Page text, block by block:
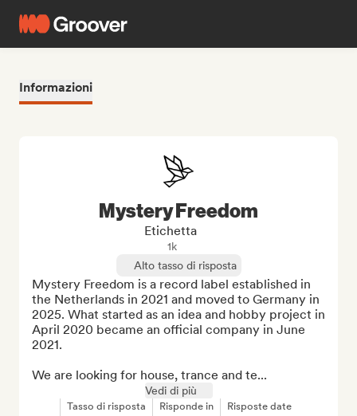
Informazioni
Mystery Freedom
Etichetta
1k
Alto tasso di risposta
Mystery Freedom is a record label established in
the Netherlands in 2021 and moved to Germany in
2025. What started as an idea and hobby project in
April 2020 became an official company in June
2021.
We are looking for house, trance and te...
Vedi di più
Tasso di risposta Risponde in Risposte date